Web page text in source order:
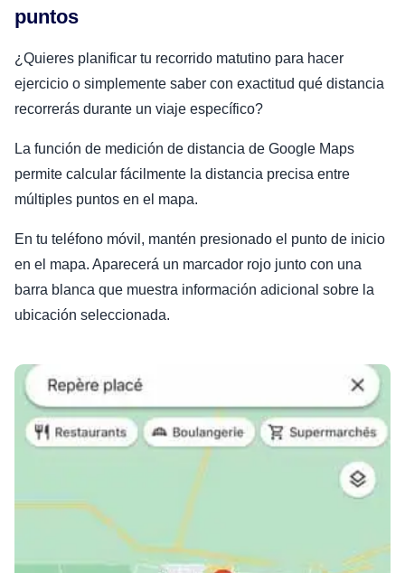
puntos
¿Quieres planificar tu recorrido matutino para hacer
ejercicio o simplemente saber con exactitud qué distancia
recorrerás durante un viaje específico?
La función de medición de distancia de Google Maps
permite calcular fácilmente la distancia precisa entre
múltiples puntos en el mapa.
En tu teléfono móvil, mantén presionado el punto de inicio
en el mapa. Aparecerá un marcador rojo junto con una
barra blanca que muestra información adicional sobre la
ubicación seleccionada.